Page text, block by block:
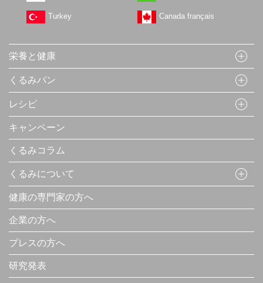
Turkey Canada français
栄養と健康
くるみパン
レシピ
キャンペーン
くるみコラム
くるみについて
健康の専門家の方へ
企業の方へ
プレスの方へ
研究発表